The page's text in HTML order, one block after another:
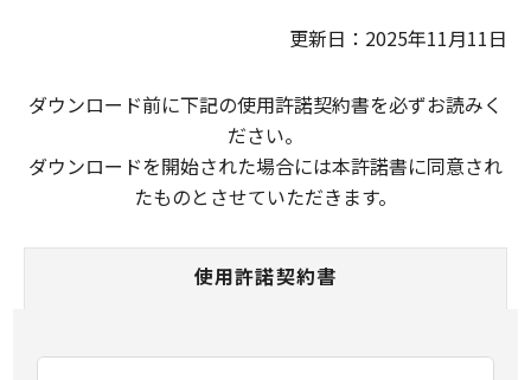
更新日：2025年11月11日
ダウンロード前に下記の使用許諾契約書を必ずお読みく
ださい。
ダウンロードを開始された場合には本許諾書に同意され
たものとさせていただきます。
使用許諾契約書